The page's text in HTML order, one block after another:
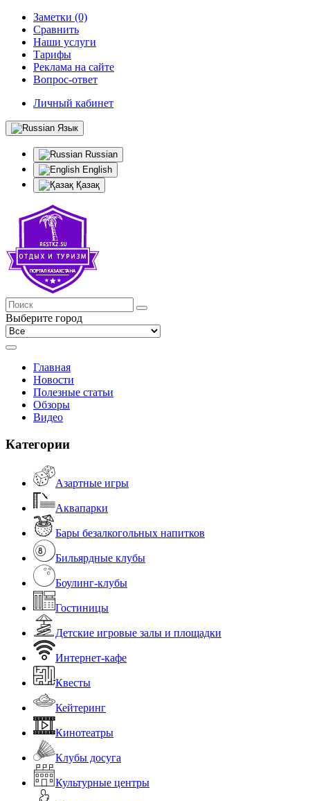
Заметки (0)
Сравнить
Наши услуги
Тарифы
Реклама на сайте
Вопрос-ответ
Личный кабинет
Язык
Russian
English
Қазақ
Выберите город
Главная
Новости
Полезные статьи
Обзоры
Видео
Категории
Азартные игры
Аквапарки
Бары безалкогольных напитков
Бильярдные клубы
Боулинг-клубы
Гостиницы
Детские игровые залы и площадки
Интернет-кафе
Квесты
Кейтеринг
Кинотеатры
Клубы досуга
Культурные центры